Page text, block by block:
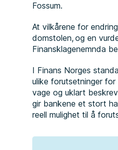
Fossum.
At vilkårene for
domstolen, og en
Finansklagenemnda
I Finans Norges
ulike forutsetninger
vage og uklart
gir bankene et stort
reell mulighet til å